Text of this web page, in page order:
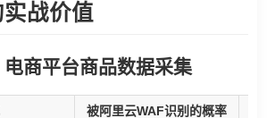
战价值
商平台商品数据采集
被阿里云WAF识别的概率